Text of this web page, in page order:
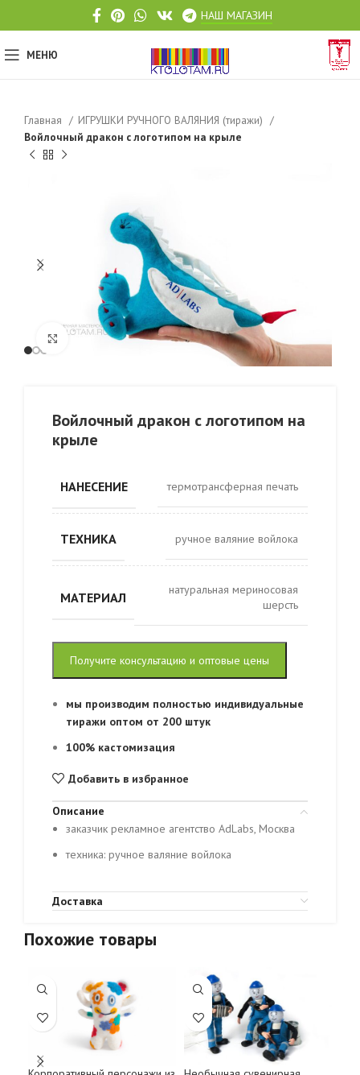
НАШ МАГАЗИН
МЕНЮ
Главная
ИГРУШКИ РУЧНОГО ВАЛЯНИЯ (тиражи)
Войлочный дракон с логотипом на крыле
Click to enlarge
Войлочный дракон с логотипом на
крыле
НАНЕСЕНИЕ термотрансферная печать
ТЕХНИКА ручное валяние войлока
МАТЕРИАЛ
натуральная мериносовая
шерсть
Получите консультацию и оптовые цены
мы производим полностью индивидуальные
тиражи оптом от 200 штук
100% кастомизация
Добавить в избранное
Описание
заказчик рекламное агентство AdLabs, Москва
техника: ручное валяние войлока
Доставка
Похожие товары